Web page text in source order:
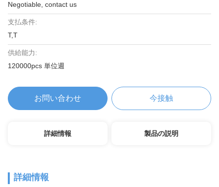
Negotiable, contact us
支払条件:
T,T
供給能力:
120000pcs 単位週
お問い合わせ 今接触
詳細情報 製品の説明
詳細情報